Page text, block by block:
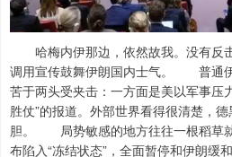
哈梅内伊那边，依然故我。没有反
调用宣传鼓舞伊朗国内士气。 普通
苦于两头受夹击：一方面是美以军事压
胜仗”的报道。外部世界看得很清楚，
胆。 局势敏感的地方往往一根稻草
布陷入“冻结状态”，全面暂停和伊朗